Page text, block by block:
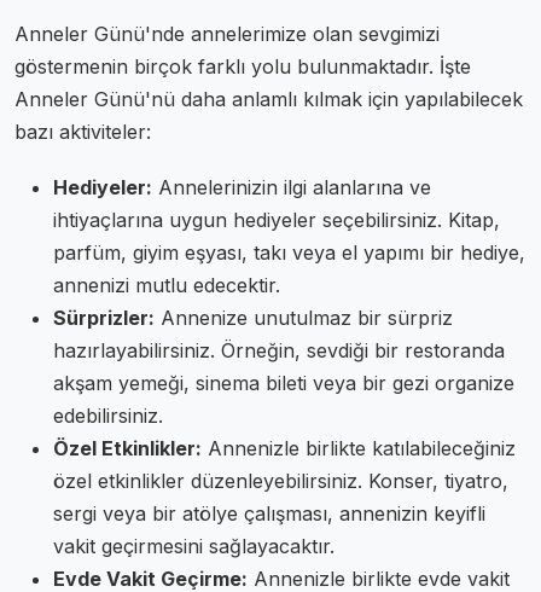
Anneler Günü'nde annelerimize olan sevgimizi
göstermenin birçok farklı yolu bulunmaktadır. İşte
Anneler Günü'nü daha anlamlı kılmak için yapılabilecek
bazı aktiviteler:
Hediyeler: Annelerinizin ilgi alanlarına ve
ihtiyaçlarına uygun hediyeler seçebilirsiniz. Kitap,
parfüm, giyim eşyası, takı veya el yapımı bir hediye,
annenizi mutlu edecektir.
Sürprizler: Annenize unutulmaz bir sürpriz
hazırlayabilirsiniz. Örneğin, sevdiği bir restoranda
akşam yemeği, sinema bileti veya bir gezi organize
edebilirsiniz.
Özel Etkinlikler: Annenizle birlikte katılabileceğiniz
özel etkinlikler düzenleyebilirsiniz. Konser, tiyatro,
sergi veya bir atölye çalışması, annenizin keyifli
vakit geçirmesini sağlayacaktır.
Evde Vakit Geçirme: Annenizle birlikte evde vakit